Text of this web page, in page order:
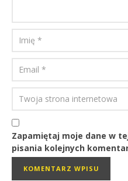
Zapamiętaj moje dane w
pisania kolejnych